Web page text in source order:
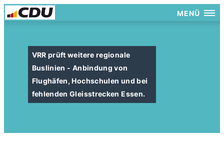
MENÜ
VRR prüft weitere regionale
Buslinien - Anbindung von
Flughäfen, Hochschulen und bei
fehlenden Gleisstrecken Essen.